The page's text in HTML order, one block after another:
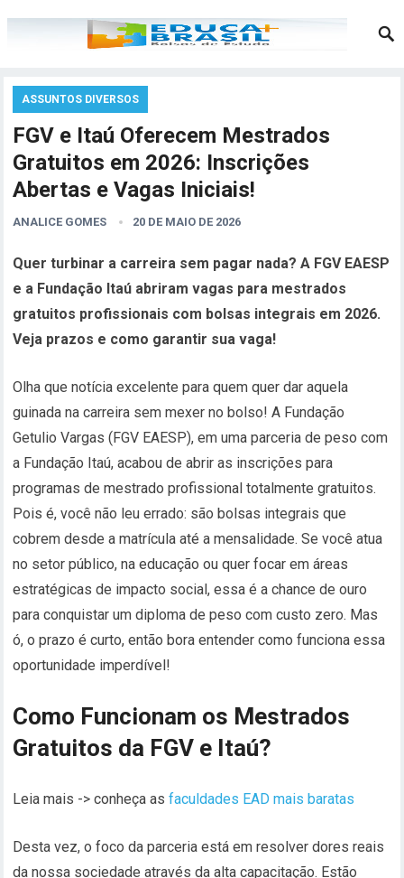
ASSUNTOS DIVERSOS
FGV e Itaú Oferecem Mestrados
Gratuitos em 2026: Inscrições
Abertas e Vagas Iniciais!
ANALICE GOMES 20 DE MAIO DE 2026
Quer turbinar a carreira sem pagar nada? A FGV EAESP
e a Fundação Itaú abriram vagas para mestrados
gratuitos profissionais com bolsas integrais em 2026.
Veja prazos e como garantir sua vaga!
Olha que notícia excelente para quem quer dar aquela
guinada na carreira sem mexer no bolso! A Fundação
Getulio Vargas (FGV EAESP), em uma parceria de peso com
a Fundação Itaú, acabou de abrir as inscrições para
programas de mestrado profissional totalmente gratuitos.
Pois é, você não leu errado: são bolsas integrais que
cobrem desde a matrícula até a mensalidade. Se você atua
no setor público, na educação ou quer focar em áreas
estratégicas de impacto social, essa é a chance de ouro
para conquistar um diploma de peso com custo zero. Mas
ó, o prazo é curto, então bora entender como funciona essa
oportunidade imperdível!
Como Funcionam os Mestrados
Gratuitos da FGV e Itaú?
Leia mais -> conheça asfaculdades EAD mais baratas
Desta vez, o foco da parceria está em resolver dores reais
da nossa sociedade através da alta capacitação. Estão